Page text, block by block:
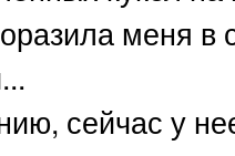
меня
сейчас у